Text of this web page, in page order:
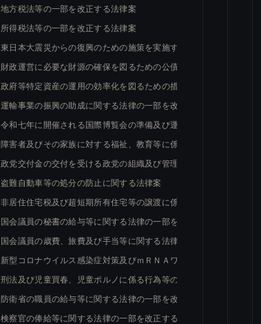
地方税法等の一部を改正する法律案
所得税法等の一部を改正する法律案
東日本大震災からの復興のための施策を実施するために必要な財源
財政運営に必要な財源の確保を図るための公債の発行の特例に関す
政府等特定資産の運用の効率化を図るための措置に関する法律案
運輸事業の振興の助成に関する法律の一部を改正する法律案
令和七年に開催される国際博覧会の準備及び運営のために必要な特
障害者及びその家族に対する福祉、教育等に係る支援に関する施策
政党交付金の交付を受ける政党の組織及び管理運営の透明性及び公
盗難自動車等の処分の防止に関する法律案
非居住住宅税及び超短期所有住宅等の譲渡に係る事業所得等の課税
国会議員の秘書の給与等に関する法律の一部を改正する法律案
国会議員の歳費、旅費及び手当等に関する法律の一部を改正する法律
新型コロナウイルス感染症対策及びｍＲＮＡワクチン施策等検証委
刑法及び児童買春、児童ポルノに係る行為等の規制及び処罰並びに
防衛省の職員の給与等に関する法律の一部を改正する法律案
検察官の俸給等に関する法律の一部を改正する法律案